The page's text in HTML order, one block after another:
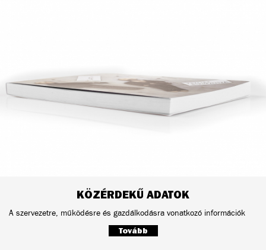
KÖZÉRDEKŰ ADATOK
A szervezetre, működésre és gazdálkodásra vonatkozó információk
Tovább